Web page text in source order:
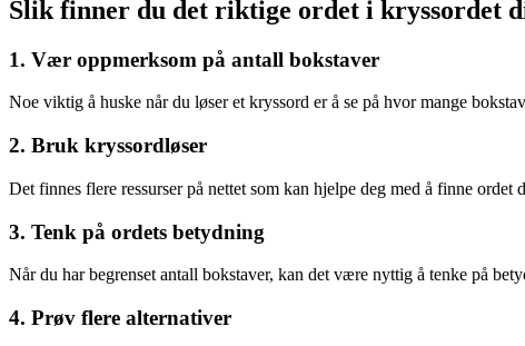
Slik finner du det riktige ordet i kryssordet
1. Vær oppmerksom på antall bokstaver
Noe viktig å huske når du løser et kryssord er å se på hvor mange
2. Bruk kryssordløser
Det finnes flere ressurser på nettet som kan hjelpe deg med å finne
3. Tenk på ordets betydning
Når du har begrenset antall bokstaver, kan det være nyttig å tenke på
4. Prøv flere alternativer